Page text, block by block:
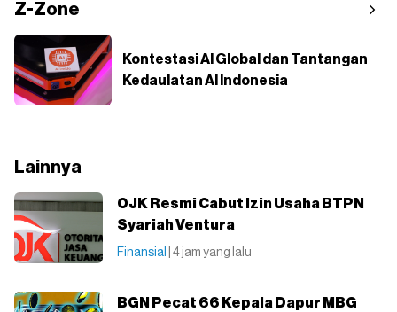
Z-Zone
Kontestasi AI Global dan Tantangan
Kedaulatan AI Indonesia
Lainnya
OJK Resmi Cabut Izin Usaha BTPN
Syariah Ventura
Finansial | 4 jam yang lalu
BGN Pecat 66 Kepala Dapur MBG